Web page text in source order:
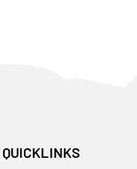
QUICKLINKS